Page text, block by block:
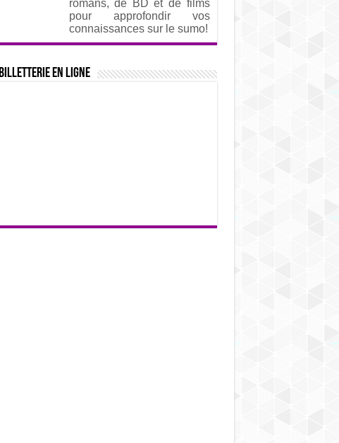
romans, de BD et de films
pour approfondir vos
connaissances sur le sumo!
Billetterie en ligne